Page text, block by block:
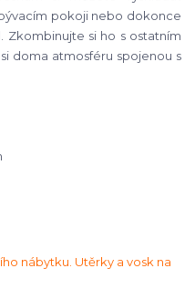
pokoji nebo dokonce
Zkombinujte si ho s ostatním
doma atmosféru spojenou s
nábytku. Utěrky a vosk na